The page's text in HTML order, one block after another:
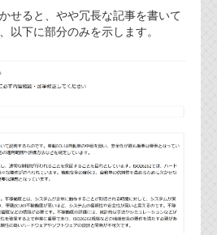
合わせページから
お問い合わせ頂き
ます。アカウント
です。
せると、やや冗長な記事を書いて
以下に部分のみを示します。